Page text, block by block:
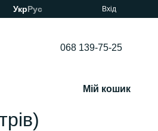
УкрРус Вхід
068 139-75-25
Мій кошик